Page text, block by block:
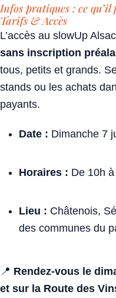
Infos pratiques : ce
Tarifs & Accès
L’accès au slowUp
sans inscription
tous, petits et grands.
stands ou les achats
payants.
Date : Dimanche 7
Horaires : De 10h
Lieu : Châtenois,
des communes du
📍 Rendez-vous le
et sur la Route des